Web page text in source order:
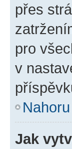
přes
pro
v
Nahoru
Jak